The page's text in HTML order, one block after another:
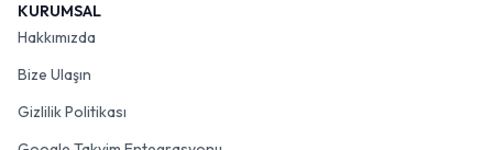
KURUMSAL
Hakkımızda
Bize Ulaşın
Gizlilik Politikası